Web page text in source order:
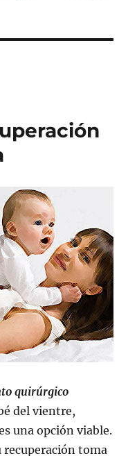
quirúrgico
del vientre,
una opción viable.
recuperación toma